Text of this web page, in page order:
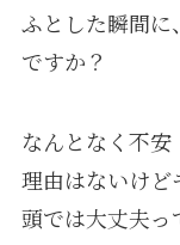
ふとした瞬間
ですか？
⁡なんとなく不安
理由はないけど
頭では大丈夫